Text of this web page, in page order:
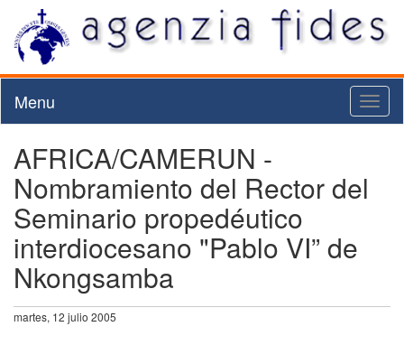
Menu
AFRICA/CAMERUN -
Nombramiento del Rector del
Seminario propedéutico
interdiocesano "Pablo VI” de
Nkongsamba
martes, 12 julio 2005